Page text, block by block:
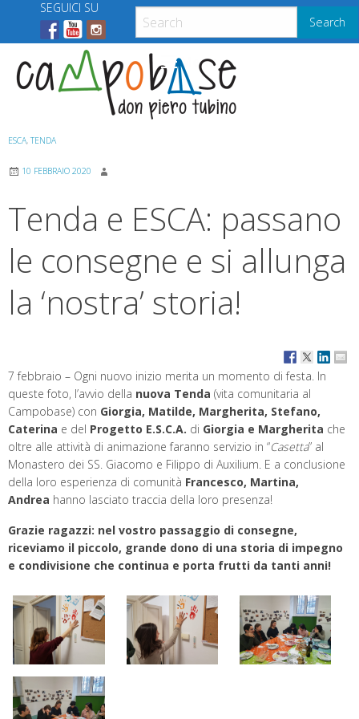
content
Search
SEGUICI SU
Menu
ESCA, TENDA
10 FEBBRAIO 2020
Tenda e ESCA: passano
le consegne e si allunga
la ‘nostra’ storia!
7 febbraio – Ogni nuovo inizio merita un momento di festa. In
queste foto, l’avvio della nuova Tenda (vita comunitaria al
Campobase) con Giorgia, Matilde, Margherita, Stefano,
Caterina e del Progetto E.S.C.A. di Giorgia e Margherita che
oltre alle attività di animazione faranno servizio in “Casetta” al
Monastero dei SS. Giacomo e Filippo di Auxilium. E a conclusione
della loro esperienza di comunità Francesco, Martina,
Andrea hanno lasciato traccia della loro presenza!
Grazie ragazzi: nel vostro passaggio di consegne,
riceviamo il piccolo, grande dono di una storia di impegno
e condivisione che continua e porta frutti da tanti anni!